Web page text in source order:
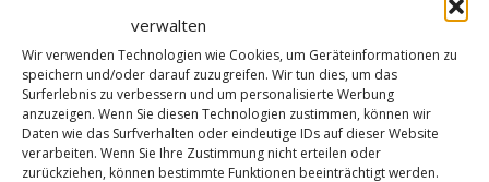
verwalten
Wir verwenden Technologien wie Cookies, um Geräteinformationen zu
speichern und/oder darauf zuzugreifen. Wir tun dies, um das
Surferlebnis zu verbessern und um personalisierte Werbung
anzuzeigen. Wenn Sie diesen Technologien zustimmen, können wir
Daten wie das Surfverhalten oder eindeutige IDs auf dieser Website
verarbeiten. Wenn Sie Ihre Zustimmung nicht erteilen oder
zurückziehen, können bestimmte Funktionen beeinträchtigt werden.
überspringen. Der Berg zeigte im
Laufe des Tages, dass er eine
schöne Lawine loslassen kann. Es
stach uns sofort im Herzen bei